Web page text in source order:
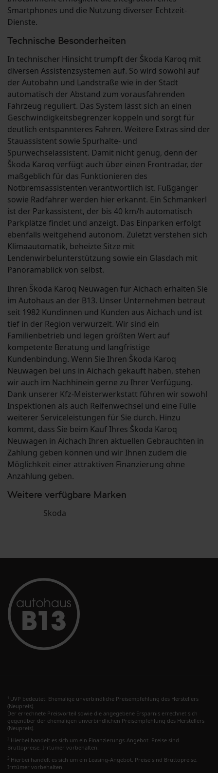
Smartphones und die Nutzung diverser Echtzeit-
Dienste.
Technische Besonderheiten
In technischer Hinsicht trumpft der Škoda Karoq mit
diversen Assistenzsystemen auf. So wird sowohl auf
der Autobahn und Landstraße wie in der Stadt
automatisch der Abstand zum vorausfahrenden
Fahrzeug reguliert. Das System lässt sich an einen
Geschwindigkeitsbegrenzer koppeln und sorgt für
deutlich entspannteres Fahren. Weitere Extras sind der
Stauassistent sowie Spurhalte- und
Spurwechselassistent. Damit nicht genug, denn der
Škoda Karoq verfügt auch über einen Frontradar, der
maßgeblich für das Funktionieren des
Notbremsassistenten verantwortlich ist. Fußgänger
sowie Radfahrer werden hier erkannt. Ein Schmankerl
ist der Parkassistent, der bis 40 km/h automatisch
Parkplätze findet und anzeigt. Das Einparken erfolgt
ebenfalls weitgehend autonom. Zuletzt verstehen sich
Klimaautomatik, beheizte Sitze mit
Lendenwirbelunterstützung sowie ein Glasdach mit
Panoramablick von selbst.
Ihren Škoda Karoq Neuwagen für Aichach erhalten Sie
im Autohaus an der B13. Unser Unternehmen betreut
seit 1982 Kundinnen und Kunden aus Aichach und ist
tief in der Region verwurzelt. Wir sind ein
Familienbetrieb und legen größten Wert auf
kompetente Beratung und langfristige
Kundenbindung. Wenn Sie Ihren Škoda Karoq
Neuwagen bei uns in Aichach gekauft haben, stehen
wir auch im Nachhinein gerne zu Ihrer Verfügung.
Dank unserer Kfz-Meisterwerkstatt führen wir sowohl
Inspektionen als auch Reifenwechsel und eine Fülle
weiterer Serviceleistungen für Sie durch. Hinzu
kommt, dass Sie beim Kauf Ihres Škoda Karoq
Neuwagen in Aichach Ihren aktuellen Gebrauchten in
Zahlung geben können und wir Ihnen zudem die
Möglichkeit einer attraktiven Finanzierung ohne
Anzahlung geben.
Weitere verfügbare Marken
Skoda
1 UVP bedeutet: Ehemalige unverbindliche Preisempfehlung des Herstellers
(Neupreis).
Der errechnete Preisvorteil sowie die angegebene Ersparnis errechnet sich
gegenüber der ehemaligen unverbindlichen Preisempfehlung des Herstellers
(Neupreis).
2 Hierbei handelt es sich um ein Finanzierungs-Angebot. Preise sind
Bruttopreise. Irrtümer vorbehalten.
3 Hierbei handelt es sich um ein Leasing-Angebot. Preise sind Bruttopreise.
Irrtümer vorbehalten.